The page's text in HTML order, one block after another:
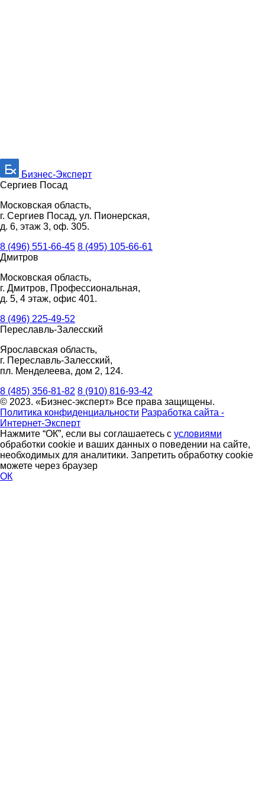
Бизнес-Эксперт
Сергиев Посад
Московская область,
г. Сергиев Посад, ул. Пионерская,
д. 6, этаж 3, оф. 305.
8 (496) 551-66-45 8 (495) 105-66-61
Дмитров
Московская область,
г. Дмитров, Профессиональная,
д. 5, 4 этаж, офис 401.
8 (496) 225-49-52
Переславль-Залесский
Ярославская область,
г. Переславль-Залесский,
пл. Менделеева, дом 2, 124.
8 (485) 356-81-82 8 (910) 816-93-42
© 2023. «Бизнес-эксперт» Все права защищены.
Политика конфиденциальности Разработка сайта -
Интернет-Эксперт
Нажмите “ОК”, если вы соглашаетесь с условиями
обработки cookie и ваших данных о поведении на сайте,
необходимых для аналитики. Запретить обработку cookie
можете через браузер
ОК